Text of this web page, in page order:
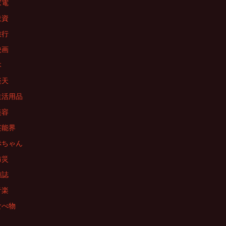
電
行
画
用品
界
ゃん
誌
物